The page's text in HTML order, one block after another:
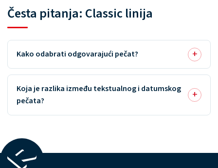
Česta pitanja: Classic linija
Kako odabrati odgovarajući pečat?
Koja je razlika između tekstualnog i datumskog
pečata?